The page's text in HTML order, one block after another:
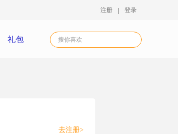
注册 登录
礼包
去注册>